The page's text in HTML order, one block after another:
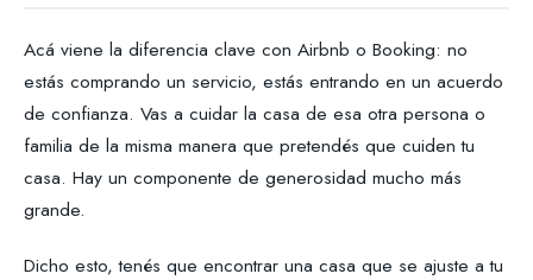
Acá viene la diferencia clave con Airbnb o Booking: no
estás comprando un servicio, estás entrando en un acuerdo
de confianza. Vas a cuidar la casa de esa otra persona o
familia de la misma manera que pretendés que cuiden tu
casa. Hay un componente de generosidad mucho más
grande.
Dicho esto, tenés que encontrar una casa que se ajuste a tu